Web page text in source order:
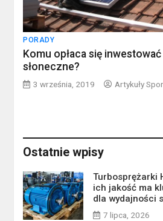
PORADY
Komu opłaca się
słoneczne?
3 września, 2019 Artykuły
Ostatnie wpisy
Turbosprężarki
ich jakość ma
dla wydajności
7 lipca, 2026